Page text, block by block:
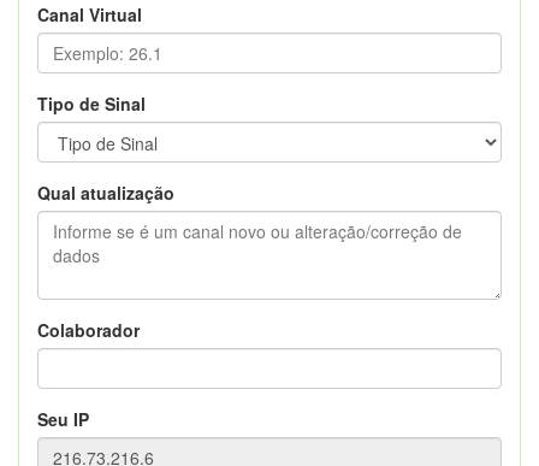
Canal Virtual
Tipo de Sinal
Qual atualização
Colaborador
Seu IP